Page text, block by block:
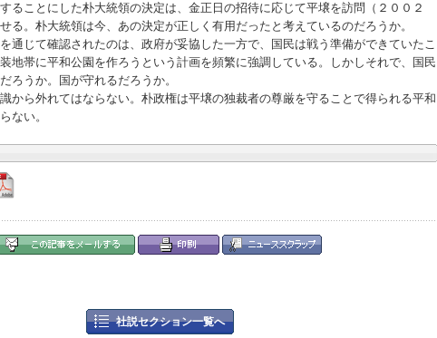
ることにした朴大統領の決定は、金正日の招待に応じて平壌を訪問（２００２
る。朴大統領は今、あの決定が正しく有用だったと考えているのだろうか。
通じて確認されたのは、政府が妥協した一方で、国民は戦う準備ができていたこ
地帯に平和公園を作ろうという計画を頻繁に強調している。しかしそれで、国民
ろうか。国が守れるだろうか。
から外れてはならない。朴政権は平壌の独裁者の尊厳を守ることで得られる平和
ない。
社説セクション一覧へ